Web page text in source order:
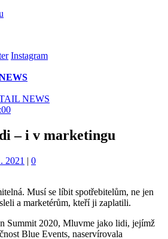
Instagram
NEWS
– i v marketingu
2021 | 0
Musí se líbit spotřebitelům, ne jen
a marketérům, kteří ji zaplatili.
Summit 2020, Mluvme jako lidi, jejímž
Blue Events, naservírovala